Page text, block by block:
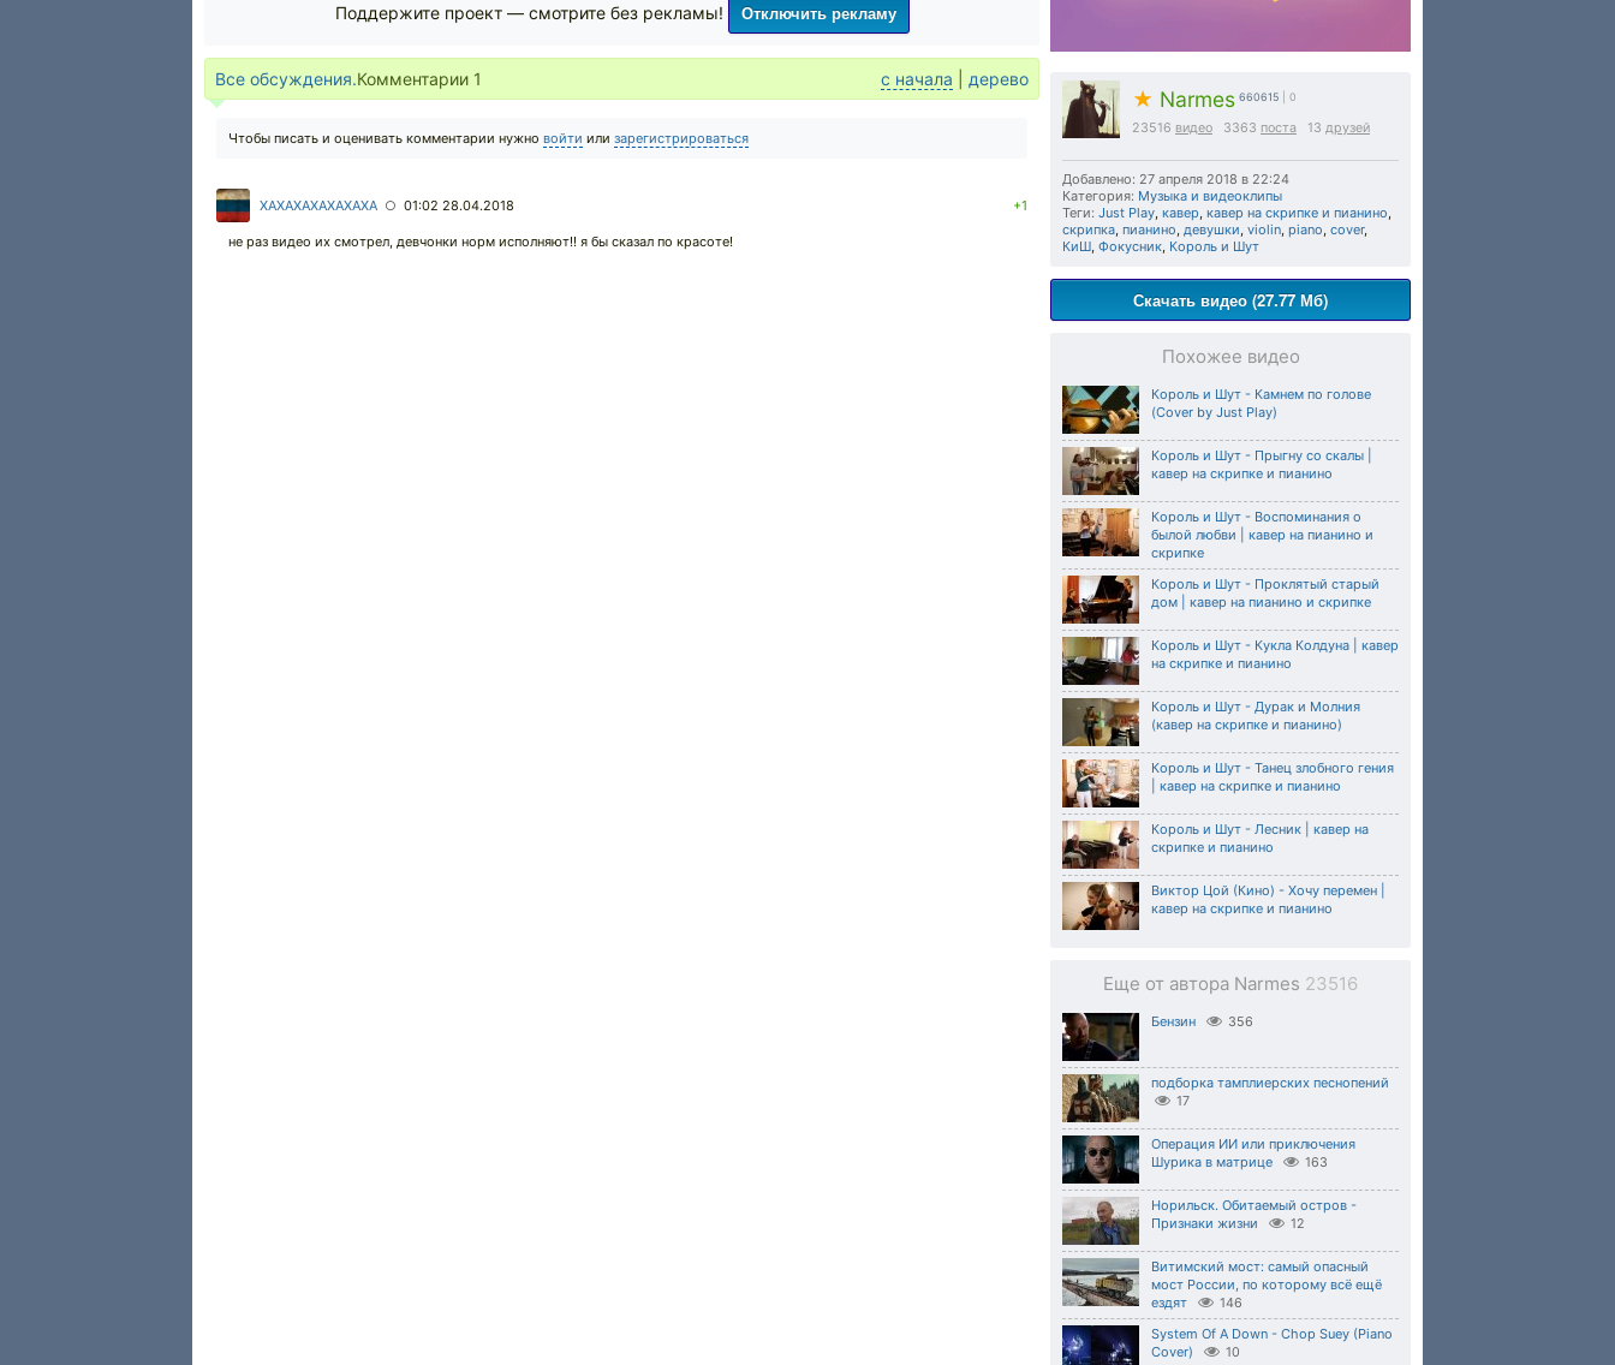
★ Narmes 660615 | 0
23516 видео 3363 поста 13 друзей
Добавлено: 27 апреля 2018 в 22:24
Категория: Музыка и видеоклипы
Теги: Just Play, кавер, кавер на скрипке и пианино,
скрипка, пианино, девушки, violin, piano, cover,
КиШ, Фокусник, Король и Шут
Скачать видео (27.77 Мб)
Похожее видео
Король и Шут - Камнем по голове
(Cover by Just Play)
Король и Шут - Прыгну со скалы |
кавер на скрипке и пианино
Король и Шут - Воспоминания о
былой любви | кавер на пианино и
скрипке
Король и Шут - Проклятый старый
дом | кавер на пианино и скрипке
Король и Шут - Кукла Колдуна | кавер
на скрипке и пианино
Король и Шут - Дурак и Молния
(кавер на скрипке и пианино)
Король и Шут - Танец злобного гения
| кавер на скрипке и пианино
Король и Шут - Лесник | кавер на
скрипке и пианино
Виктор Цой (Кино) - Хочу перемен |
кавер на скрипке и пианино
Еще от автора Narmes 23516
Бензин 356
подборка тамплиерских песнопений
17
Операция ИИ или приключения
Шурика в матрице
163
Норильск. Обитаемый остров -
Признаки жизни
12
Витимский мост: самый опасный
мост России, по которому всё ещё
ездят
146
System Of A Down - Chop Suey (Piano
Cover)
10
Поддержите проект — смотрите без рекламы! Отключить рекламу
Все обсуждения.Комментарии 1 с начала дерево
Чтобы писать и оценивать комментарии нужно войти или зарегистрироваться
XAXAXAXAXAXAXA ○ 01:02 28.04.2018 +1
не раз видео их смотрел, девчонки норм исполняют!! я бы сказал по красоте!